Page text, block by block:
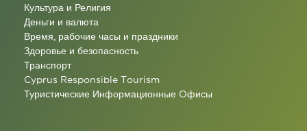
Культура и Религия
Деньги и валюта
Время, рабочие часы и праздники
Здоровье и безопасность
Транспорт
Cyprus Responsible Tourism
Туристические Информационные Oфисы